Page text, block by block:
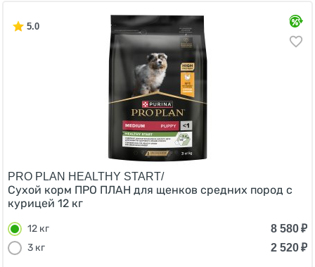
5.0
PRO PLAN HEALTHY START/
Сухой корм ПРО ПЛАН для щенков средних пород с
курицей 12 кг
12 кг 8 580₽
3 кг
2 520₽